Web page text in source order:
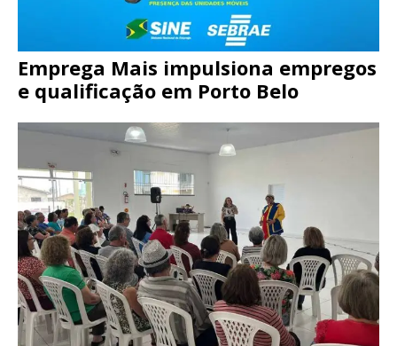
Emprega Mais impulsiona empregos
e qualificação em Porto Belo